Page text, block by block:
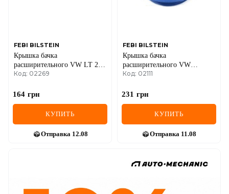
FEBI BILSTEIN
Крышка бачка
расширительного VW LT 28-
35-96
Код: 02269
164 грн
КУПИТЬ
Отправка 12.08
FEBI BILSTEIN
Крышка бачка
расширительного VW
Caddy/T4-04
Код: 02111
231 грн
КУПИТЬ
Отправка 11.08